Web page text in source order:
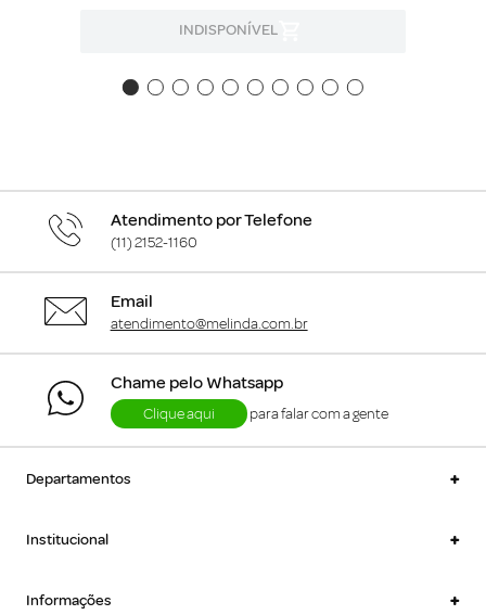
INDISPONÍVEL
Atendimento por Telefone
(11) 2152-1160
Email
atendimento@melinda.com.br
Chame pelo Whatsapp
Clique aqui para falar com a gente
Departamentos +
Institucional +
Informações +